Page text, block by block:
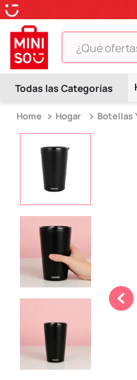
¿Qué ofertas
Hogar Botellas
2.
9.
.